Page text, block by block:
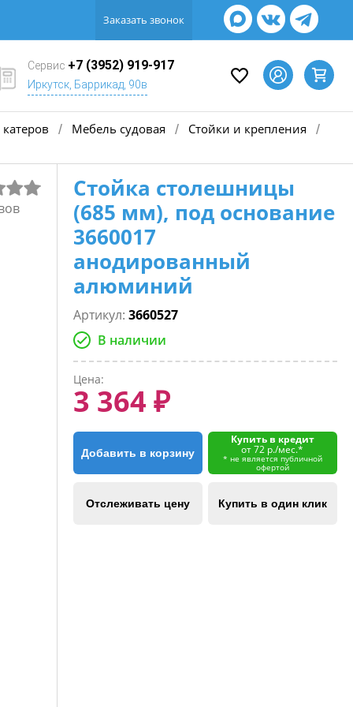
Заказать звонок
Сервис +7 (3952) 919-917
Иркутск, Баррикад, 90в
/ Мебель судовая / Стойки и крепления /
Стойка столешницы
(685 мм), под основание
3660017
анодированный
алюминий
Артикул: 3660527
В наличии
Цена:
3 364 ₽
Добавить в корзину
Купить в кредит
от 72 р./мес.*
* не является публичной
офертой
Отслеживать цену Купить в один клик